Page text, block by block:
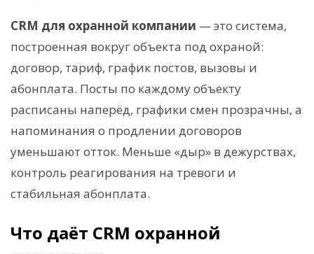
CRM для охранной компании — это система,
построенная вокруг объекта под охраной:
договор, тариф, график постов, вызовы и
абонплата. Посты по каждому объекту
расписаны наперёд, графики смен прозрачны, а
напоминания о продлении договоров
уменьшают отток. Меньше «дыр» в дежурствах,
контроль реагирования на тревоги и
стабильная абонплата.
Что даёт CRM охранной